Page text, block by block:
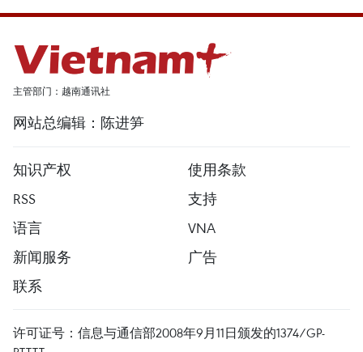
主管部门：越南通讯社
网站总编辑：陈进笋
知识产权
使用条款
RSS
支持
语言
VNA
新闻服务
广告
联系
许可证号：信息与通信部2008年9月11日颁发的1374/GP-